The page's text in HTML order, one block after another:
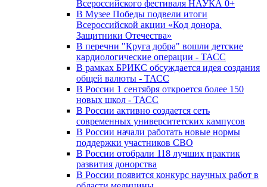
Всероссийского фестиваля НАУКА 0+
В Музее Победы подвели итоги
Всероссийской акции «Код донора.
Защитники Отечества»
В перечни "Круга добра" вошли детские
кардиологические операции - ТАСС
В рамках БРИКС обсуждается идея создания
общей валюты - ТАСС
В России 1 сентября откроется более 150
новых школ - ТАСС
В России активно создается сеть
современных университетских кампусов
В России начали работать новые нормы
поддержки участников СВО
В России отобрали 118 лучших практик
развития донорства
В России появится конкурс научных работ в